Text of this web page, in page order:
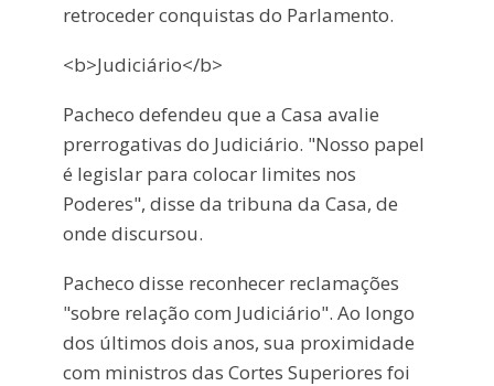
retroceder conquistas do Parlamento.
<b>Judiciário</b>
Pacheco defendeu que a Casa avalie
prerrogativas do Judiciário. "Nosso papel
é legislar para colocar limites nos
Poderes", disse da tribuna da Casa, de
onde discursou.
Pacheco disse reconhecer reclamações
"sobre relação com Judiciário". Ao longo
dos últimos dois anos, sua proximidade
com ministros das Cortes Superiores foi